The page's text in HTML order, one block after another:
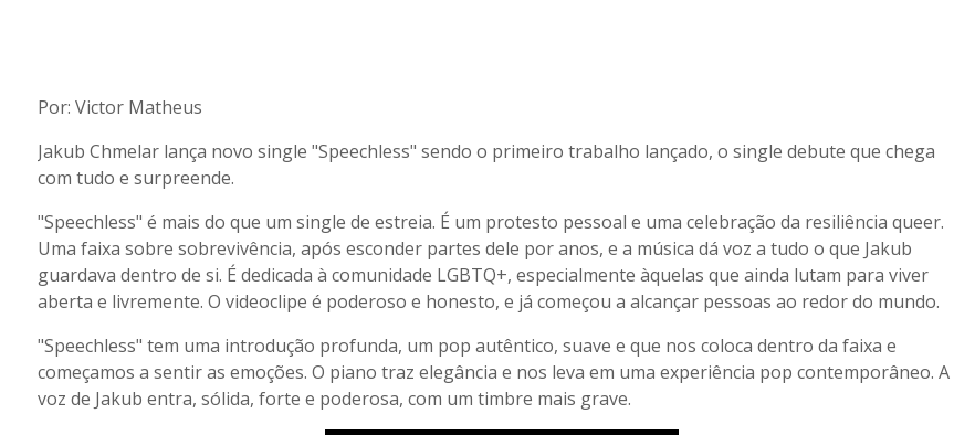
Por: Victor Matheus
Jakub Chmelar lança novo single "Speechless" sendo o primeiro trabalho lançado, o single debute que chega
com tudo e surpreende.
"Speechless" é mais do que um single de estreia. É um protesto pessoal e uma celebração da resiliência queer.
Uma faixa sobre sobrevivência, após esconder partes dele por anos, e a música dá voz a tudo o que Jakub
guardava dentro de si. É dedicada à comunidade LGBTQ+, especialmente àquelas que ainda lutam para viver
aberta e livremente. O videoclipe é poderoso e honesto, e já começou a alcançar pessoas ao redor do mundo.
"Speechless" tem uma introdução profunda, um pop autêntico, suave e que nos coloca dentro da faixa e
começamos a sentir as emoções. O piano traz elegância e nos leva em uma experiência pop contemporâneo. A
voz de Jakub entra, sólida, forte e poderosa, com um timbre mais grave.